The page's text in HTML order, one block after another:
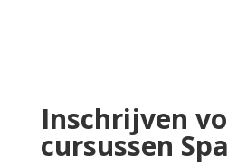
Inschrijven
cursussen